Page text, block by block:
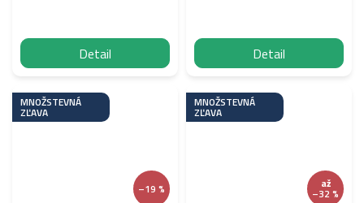
Detail Detail
MNOŽSTEVNÁ
ZĽAVA
–19 %
MNOŽSTEVNÁ
ZĽAVA
až
–32 %